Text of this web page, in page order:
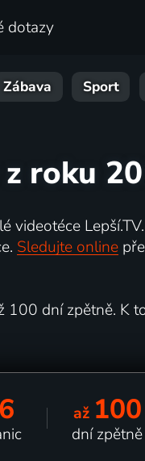
dotazy
Zábava Sport
roku
Sledujte online
dní zpětně. K
až 100
dní zpětně